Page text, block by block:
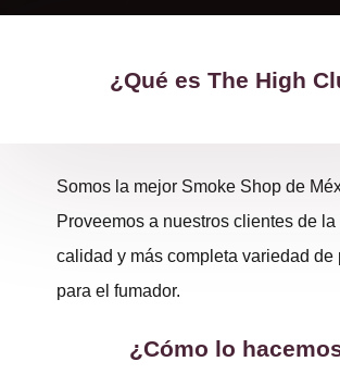
¿Qué es The High
Somos la mejor Smoke Shop de
Proveemos a nuestros clientes de la
calidad y más completa variedad de
para el fumador.
¿Cómo lo